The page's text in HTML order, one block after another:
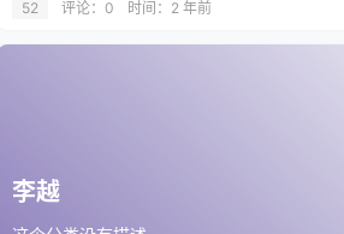
52 评论：0 时间： 2 年前
李越